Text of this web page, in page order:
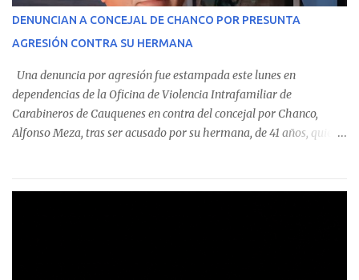
corresponde a un funcionario de la Municipalidad de Chanco,
detectaron incumplimientos a la normativa vigente. El informe
precisa que la mayor cantidad de dinero apostado se registró en
Talca, donde...
DENUNCIAN A CONCEJAL DE CHANCO POR PRESUNTA
AGRESIÓN CONTRA SU HERMANA
Una denuncia por agresión fue estampada este lunes en
dependencias de la Oficina de Violencia Intrafamiliar de
Carabineros de Cauquenes en contra del concejal por Chanco,
Alfonso Meza, tras ser acusado por su hermana, de 41 años, quien
relató que los hechos ocurrieron cerca de las 11:30 horas en el